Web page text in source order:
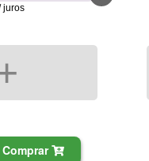
juros
Comprar